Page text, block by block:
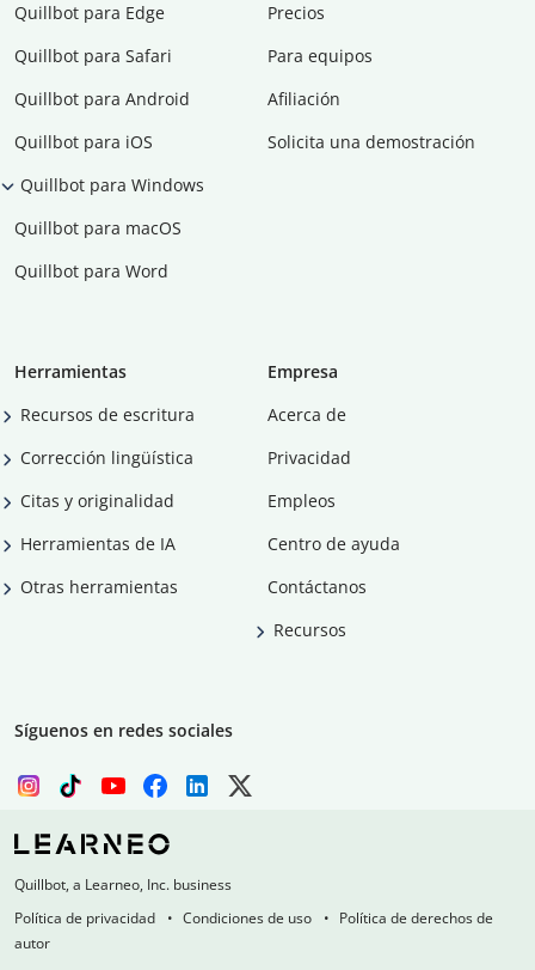
Quillbot para Edge
Quillbot para Safari
Quillbot para Android
Quillbot para iOS
Quillbot para Windows
Quillbot para macOS
Quillbot para Word
Precios
Para equipos
Afiliación
Solicita una demostración
Herramientas
Recursos de escritura
Corrección lingüística
Citas y originalidad
Herramientas de IA
Otras herramientas
Empresa
Acerca de
Privacidad
Empleos
Centro de ayuda
Contáctanos
Recursos
Síguenos en redes sociales
Quillbot, a Learneo, Inc. business
Política de privacidad
Condiciones de uso
Política de derechos de
autor